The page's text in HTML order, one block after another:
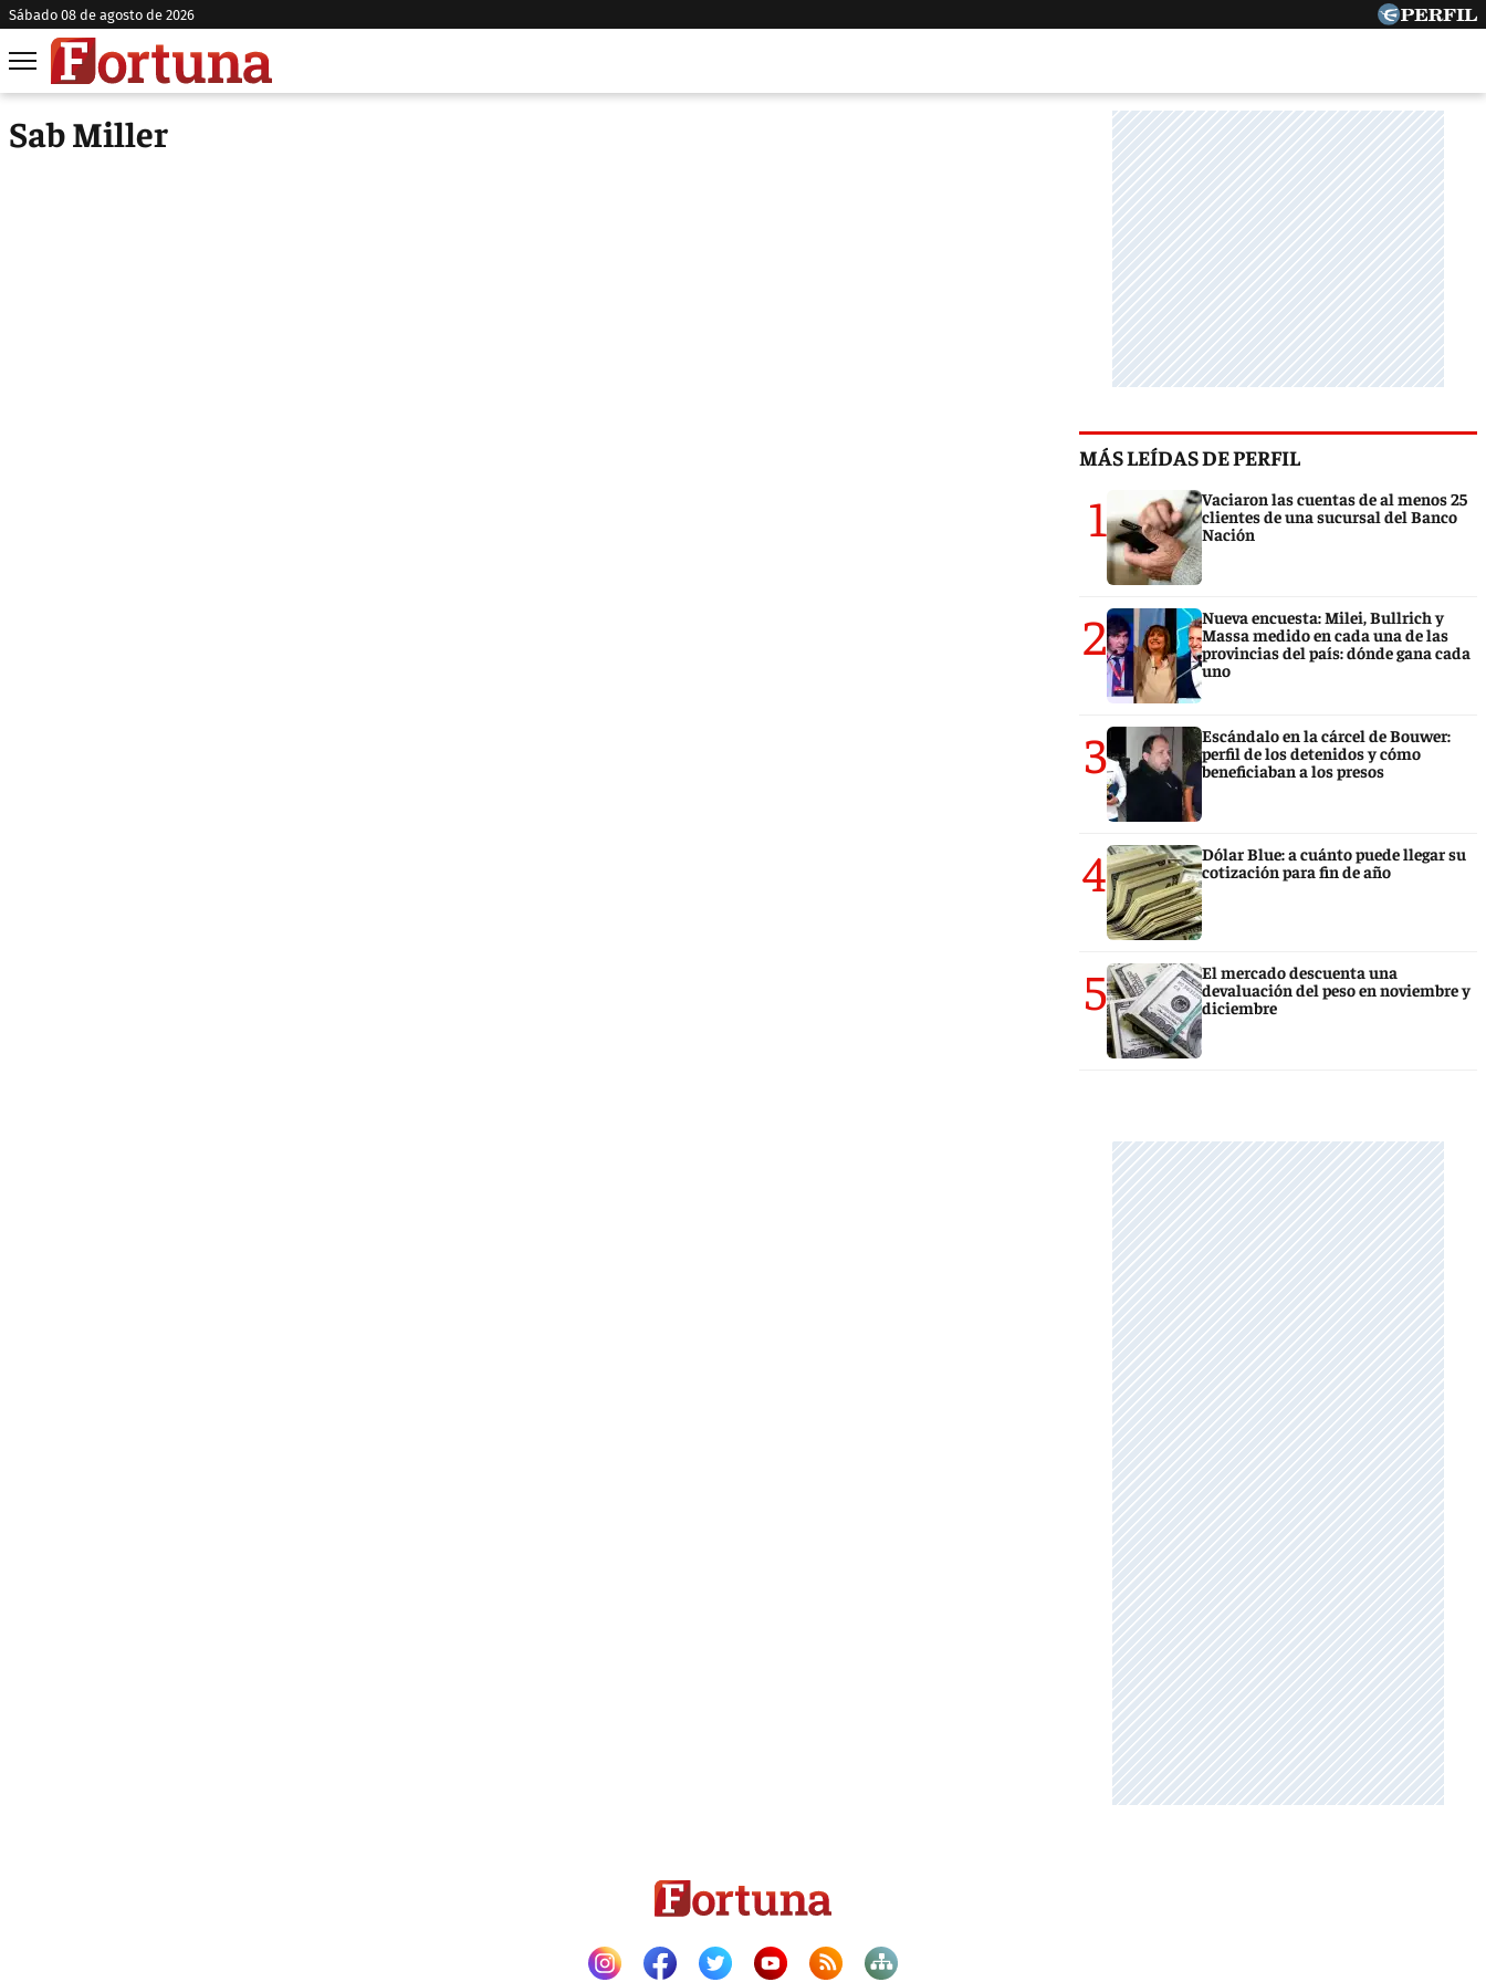
sábado 08 de agosto de 2026
Sab Miller
MÁS LEÍDAS DE PERFIL
1
Vaciaron las cuentas de al menos 25
clientes de una sucursal del Banco
Nación
2
Nueva encuesta: Milei, Bullrich y
Massa medido en cada una de las
provincias del país: dónde gana cada
uno
3
Escándalo en la cárcel de Bouwer:
perfil de los detenidos y cómo
beneficiaban a los presos
4
Dólar Blue: a cuánto puede llegar su
cotización para fin de año
5
El mercado descuenta una
devaluación del peso en noviembre y
diciembre